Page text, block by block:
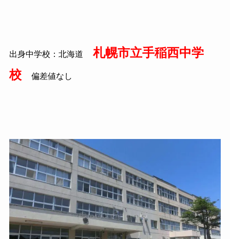
出身中学校：北海道
札幌市立手稲西中学
校
偏差値なし